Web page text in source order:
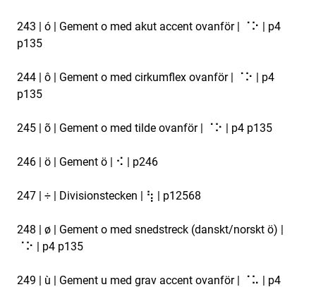
243 | ó | Gement o med akut accent ovanför | ⠈⠕ | p4
p135
244 | ô | Gement o med cirkumflex ovanför | ⠈⠕ | p4
p135
245 | õ | Gement o med tilde ovanför | ⠈⠕ | p4 p135
246 | ö | Gement ö | ⠪ | p246
247 | ÷ | Divisionstecken | ⢳ | p12568
248 | ø | Gement o med snedstreck (danskt/norskt ö) |
⠈⠕ | p4 p135
249 | ù | Gement u med grav accent ovanför | ⠈⠥ | p4